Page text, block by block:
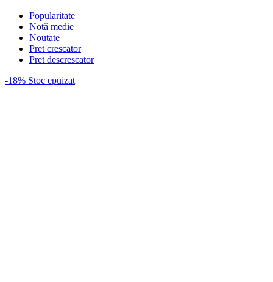
Popularitate
Notă medie
Noutate
Pret crescator
Pret descrescator
-18% Stoc epuizat